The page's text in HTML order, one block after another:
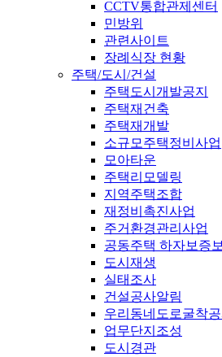
CCTV통합관제센터
민방위
관련사이트
장례식장 현황
주택/도시/건설
주택도시개발공지
주택재건축
주택재개발
소규모주택정비사업
모아타운
주택리모델링
지역주택조합
재정비촉진사업
주거환경관리사업
공동주택 하자보증
도시재생
실태조사
건설공사알림
우리동네도로굴착
업무단지조성
도시경관